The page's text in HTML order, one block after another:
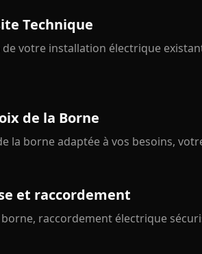
Technique
de votre installation électrique
de la Borne
la borne adaptée à vos besoins,
et raccordement
borne, raccordement électrique